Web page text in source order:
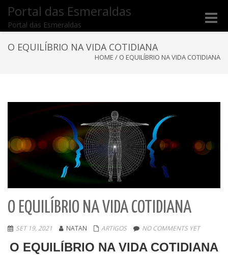
Portal das Esmeraldas
Portal das Esmeraldas
Toggle
O EQUILÍBRIO NA VIDA COTIDIANA
HOME / O EQUILÍBRIO NA VIDA COTIDIANA
O EQUILÍBRIO NA VIDA COTIDIANA
SET 19, 2021 NATAN ARTIGOS NO COMMENTS YET
O EQUILÍBRIO NA VIDA COTIDIANA